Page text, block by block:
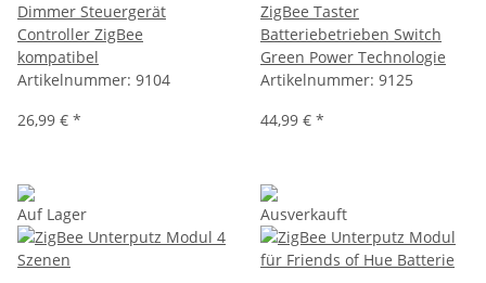
Dimmer Steuergerät
Controller ZigBee
kompatibel
Artikelnummer: 9104
26,99 € *
ZigBee Taster
Batteriebetrieben Switch
Green Power Technologie
Artikelnummer: 9125
44,99 € *
Auf Lager Ausverkauft